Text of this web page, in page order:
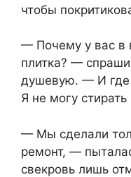
чтобы
— Почему у вас в
плитка? —
душевую. — И где
Я не могу
— Мы сделали
ремонт, —
свекровь лишь